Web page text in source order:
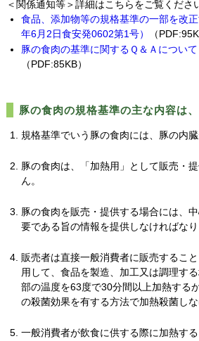
＜関係通知等＞詳細はこちらをご覧くださ
食品、添加物等の規格基準の一部を改
年6月2日食安発0602第1号）
（
豚の食肉の基準に関するＱ＆Ａについて
（PDF:85KB）
豚の食肉の規格基準の主な内容は
規格基準でいう豚の食肉には、豚の内臓
豚の食肉は、「加熱用」として販売・
ん。
豚の食肉を販売・提供する場合には、
要である旨の情報を提供しなければなり
販売者は直接一般消費者に販売するこ
用して、食品を製造、加工又は調理す
部の温度を63度で30分間以上加熱する
の殺菌効果を有する方法で加熱殺菌しな
一般消費者が飲食に供する際に加熱す